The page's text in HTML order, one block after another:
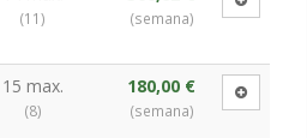
(11) (semana)
15 max.
(8)
180,00 €
(semana)